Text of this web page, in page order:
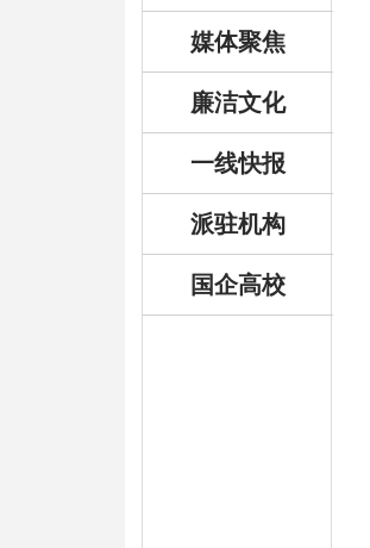
媒体聚焦
廉洁文化
一线快报
派驻机构
国企高校